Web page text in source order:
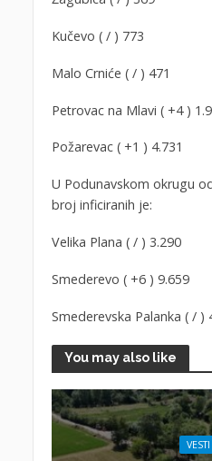
Kučevo ( / ) 773
Malo Crniće ( / ) 471
Petrovac na Mlavi ( +4 )
Požarevac ( +1 ) 4.731
U Podunavskom okrugu
broj inficiranih je:
Velika Plana ( / ) 3.290
Smederevo ( +6 ) 9.659
Smederevska Palanka ( / )
You may also like
VESTI